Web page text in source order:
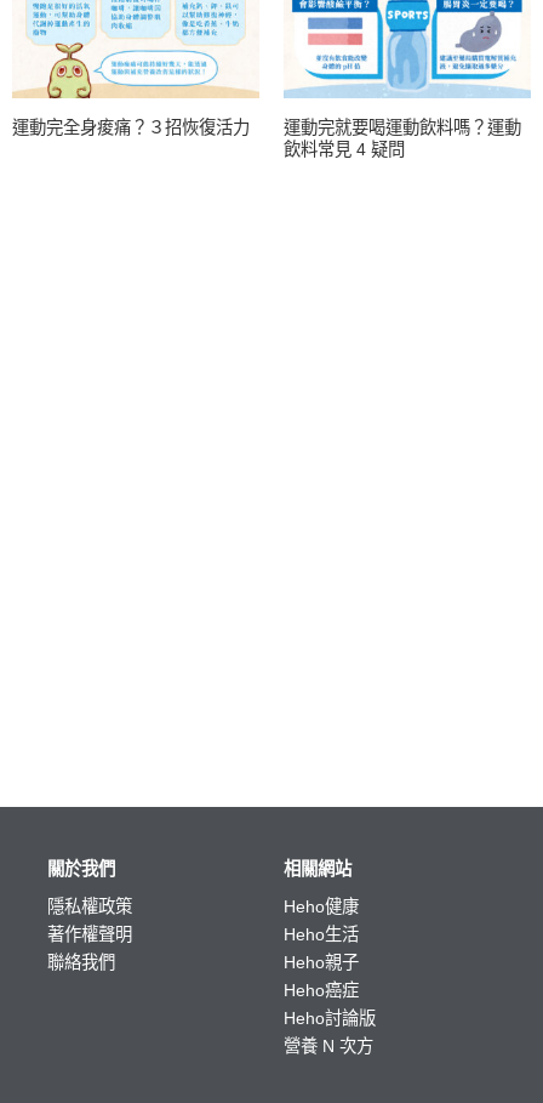
運動完全身痠痛？３招恢復活力
運動完就要喝運動飲料嗎？運動
飲料常見 4 疑問
關於我們
隱私權政策
著作權聲明
聯絡我們
相關網站
Heho健康
Heho生活
Heho親子
Heho癌症
Heho討論版
營養 N 次方